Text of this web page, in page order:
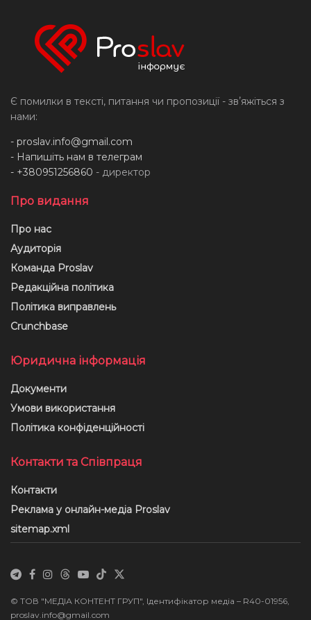
Є помилки в тексті, питання чи пропозиції - звʼяжіться з
нами:
- proslav.info@gmail.com
- Напишіть нам в телеграм
- +380951256860 - директор
Про видання
Про нас
Аудиторія
Команда Proslav
Редакційна політика
Політика виправлень
Crunchbase
Юридична інформація
Документи
Умови використання
Політика конфіденційності
Контакти та Співпраця
Контакти
Реклама у онлайн-медіа Proslav
sitemap.xml
© ТОВ "МЕДІА КОНТЕНТ ГРУП", Ідентифікатор медіа – R40-01956,
proslav.info@gmail.com